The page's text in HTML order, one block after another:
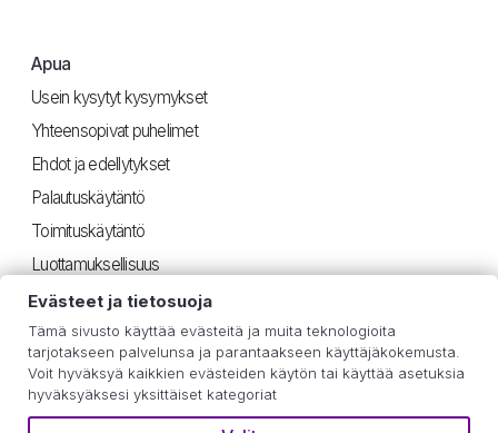
Apua
Usein kysytyt kysymykset
Yhteensopivat puhelimet
Ehdot ja edellytykset
Palautuskäytäntö
Toimituskäytäntö
Luottamuksellisuus
Hyödyllinen
iOS-ohjeet
Android-ohjeet
Evästeet ja tietosuoja
Tämä sivusto käyttää evästeitä ja muita teknologioita
tarjotakseen palvelunsa ja parantaakseen käyttäjäkokemusta.
Voit hyväksyä kaikkien evästeiden käytön tai käyttää asetuksia
hyväksyäksesi yksittäiset kategoriat